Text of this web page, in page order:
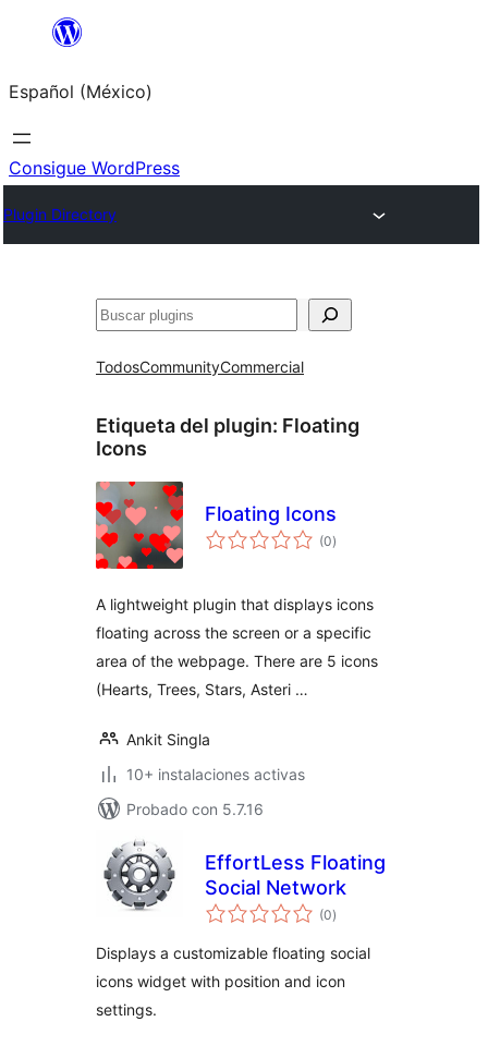
Saltar
contenido
Español (México)
Consigue WordPress
Plugin Directory
Buscar
TodosCommunityCommercial
Etiqueta del plugin: Floating
Icons
Floating Icons
(0total
de
)
A lightweight plugin that displays icons
floating across the screen or a specific
area of the webpage. There are 5 icons
(Hearts, Trees, Stars, Asteri …
Ankit Singla
10+ instalaciones activas
Probado con 5.7.16
EffortLess Floating
Social Network
(0total
de
)
Displays a customizable floating social
icons widget with position and icon
settings.